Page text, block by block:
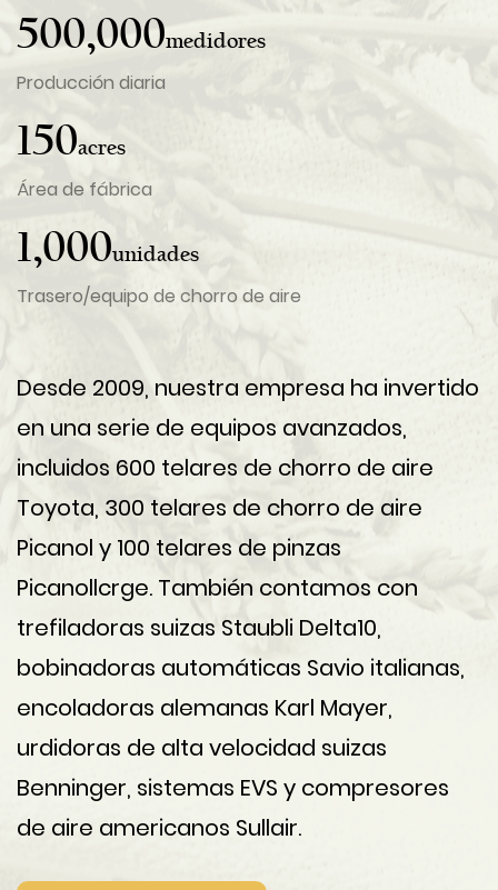
500,000medidores
Producción diaria
150acres
Área de fábrica
1,000unidades
Trasero/equipo de chorro de aire
Desde 2009, nuestra empresa ha invertido
en una serie de equipos avanzados,
incluidos 600 telares de chorro de aire
Toyota, 300 telares de chorro de aire
Picanol y 100 telares de pinzas
Picanollcrge. También contamos con
trefiladoras suizas Staubli Delta10,
bobinadoras automáticas Savio italianas,
encoladoras alemanas Karl Mayer,
urdidoras de alta velocidad suizas
Benninger, sistemas EVS y compresores
de aire americanos Sullair.